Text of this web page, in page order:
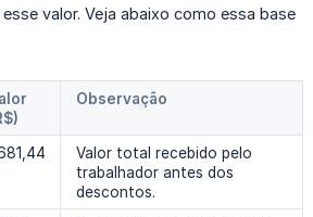
valor. Veja abaixo como essa base
Observação
Valor total recebido pelo
trabalhador antes dos
descontos.